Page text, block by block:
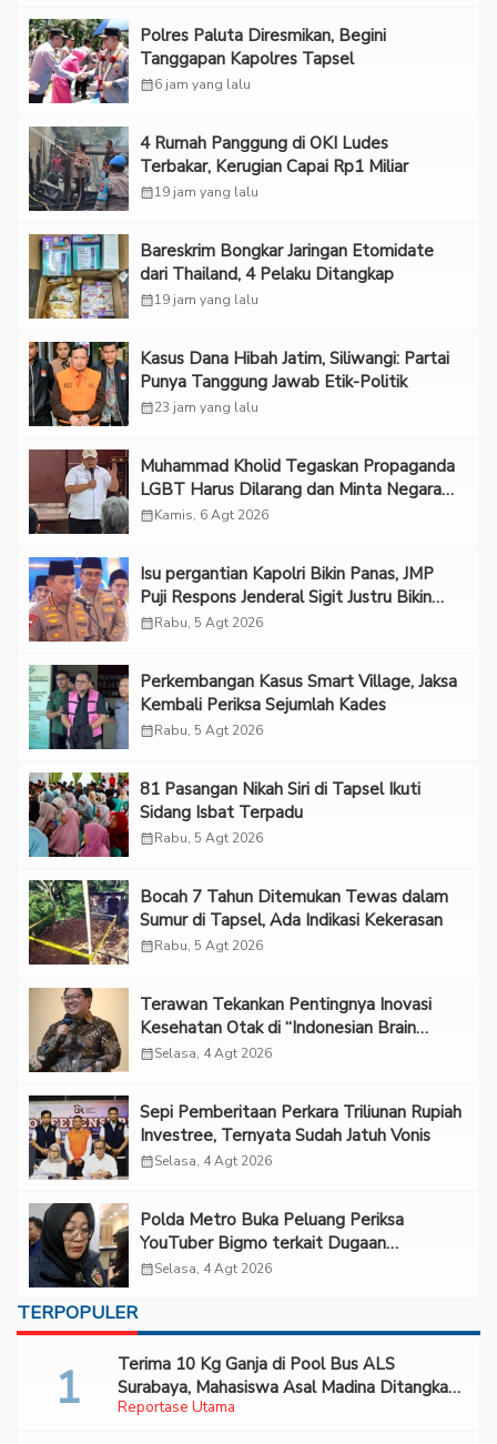
Polres Paluta Diresmikan, Begini
Tanggapan Kapolres Tapsel
calendar_month6 jam yang lalu
‎4 Rumah Panggung di OKI Ludes
Terbakar, Kerugian Capai Rp1 Miliar
calendar_month19 jam yang lalu
Bareskrim Bongkar Jaringan Etomidate
dari Thailand, 4 Pelaku Ditangkap
calendar_month19 jam yang lalu
Kasus Dana Hibah Jatim, Siliwangi: Partai
Punya Tanggung Jawab Etik-Politik
calendar_month23 jam yang lalu
Muhammad Kholid Tegaskan Propaganda
LGBT Harus Dilarang dan Minta Negara
Melindungi Korban
calendar_monthKamis, 6 Agt 2026
Isu pergantian Kapolri Bikin Panas, JMP
Puji Respons Jenderal Sigit Justru Bikin
“Adem”
calendar_monthRabu, 5 Agt 2026
Perkembangan Kasus Smart Village, Jaksa
Kembali Periksa Sejumlah Kades
calendar_monthRabu, 5 Agt 2026
81 Pasangan Nikah Siri di Tapsel Ikuti
Sidang Isbat Terpadu
calendar_monthRabu, 5 Agt 2026
Bocah 7 Tahun Ditemukan Tewas dalam
Sumur di Tapsel, Ada Indikasi Kekerasan
calendar_monthRabu, 5 Agt 2026
Terawan Tekankan Pentingnya Inovasi
Kesehatan Otak di “Indonesian Brain
Forum 2026 UPN Veteran Jakarta”
calendar_monthSelasa, 4 Agt 2026
Sepi Pemberitaan Perkara Triliunan Rupiah
Investree, Ternyata Sudah Jatuh Vonis
calendar_monthSelasa, 4 Agt 2026
Polda Metro Buka Peluang Periksa
YouTuber Bigmo terkait Dugaan
Eksploitasi Anak
calendar_monthSelasa, 4 Agt 2026
TERPOPULER
Reportase Utama
Terima 10 Kg Ganja di Pool Bus ALS
Surabaya, Mahasiswa Asal Madina Ditangkap
Bareskrim